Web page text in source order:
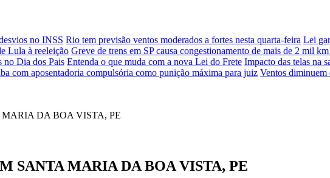
no INSS Rio tem previsão ventos moderados a fortes nesta quarta-feira Lei
Lula à reeleição Greve de trens em SP causa congestionamento de mais de 2 mil
no Dia dos Pais Entenda o que muda com a nova Lei do Frete Impacto das telas na
com aposentadoria compulsória como punição máxima para juiz Ventos
SANTA MARIA DA BOA VISTA, PE